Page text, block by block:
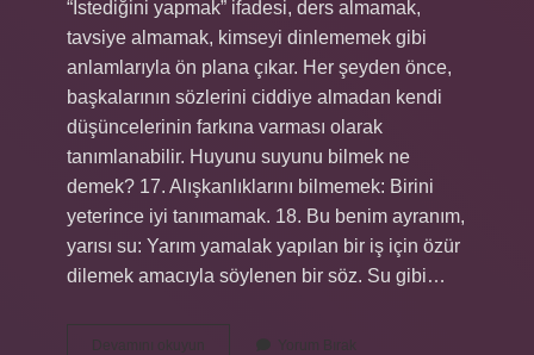
“İstediğini yapmak” ifadesi, ders almamak,
tavsiye almamak, kimseyi dinlememek gibi
anlamlarıyla ön plana çıkar. Her şeyden önce,
başkalarının sözlerini ciddiye almadan kendi
düşüncelerinin farkına varması olarak
tanımlanabilir. Huyunu suyunu bilmek ne
demek? 17. Alışkanlıklarını bilmemek: Birini
yeterince iyi tanımamak. 18. Bu benim ayranım,
yarısı su: Yarım yamalak yapılan bir iş için özür
dilemek amacıyla söylenen bir söz. Su gibi…
Devamını okuyun Yorum Bırak